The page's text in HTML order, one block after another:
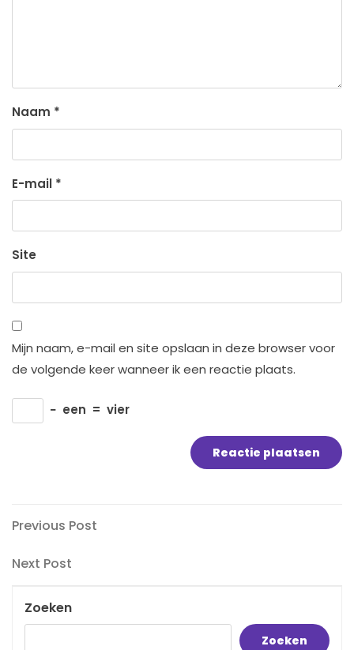
Naam *
E-mail *
Site
Mijn naam, e-mail en site opslaan in deze browser voor
de volgende keer wanneer ik een reactie plaats.
− een = vier
Bericht
navigatie
Previous
Previous Post
Next
Next Post
Zoeken
Zoeken